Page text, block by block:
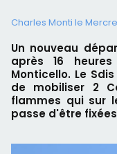
Charles Monti le
Un nouveau
après 16
Monticello. Le
de mobiliser 2
flammes qui sur
passe d'être